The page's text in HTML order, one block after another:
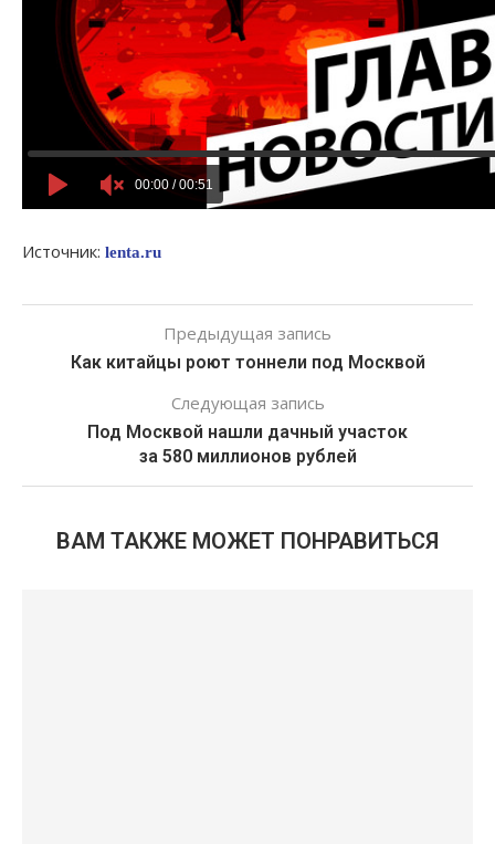
Источник: lenta.ru
Предыдущая запись
Как китайцы роют тоннели под Москвой
Следующая запись
Под Москвой нашли дачный участок
за 580 миллионов рублей
ВАМ ТАКЖЕ МОЖЕТ ПОНРАВИТЬСЯ